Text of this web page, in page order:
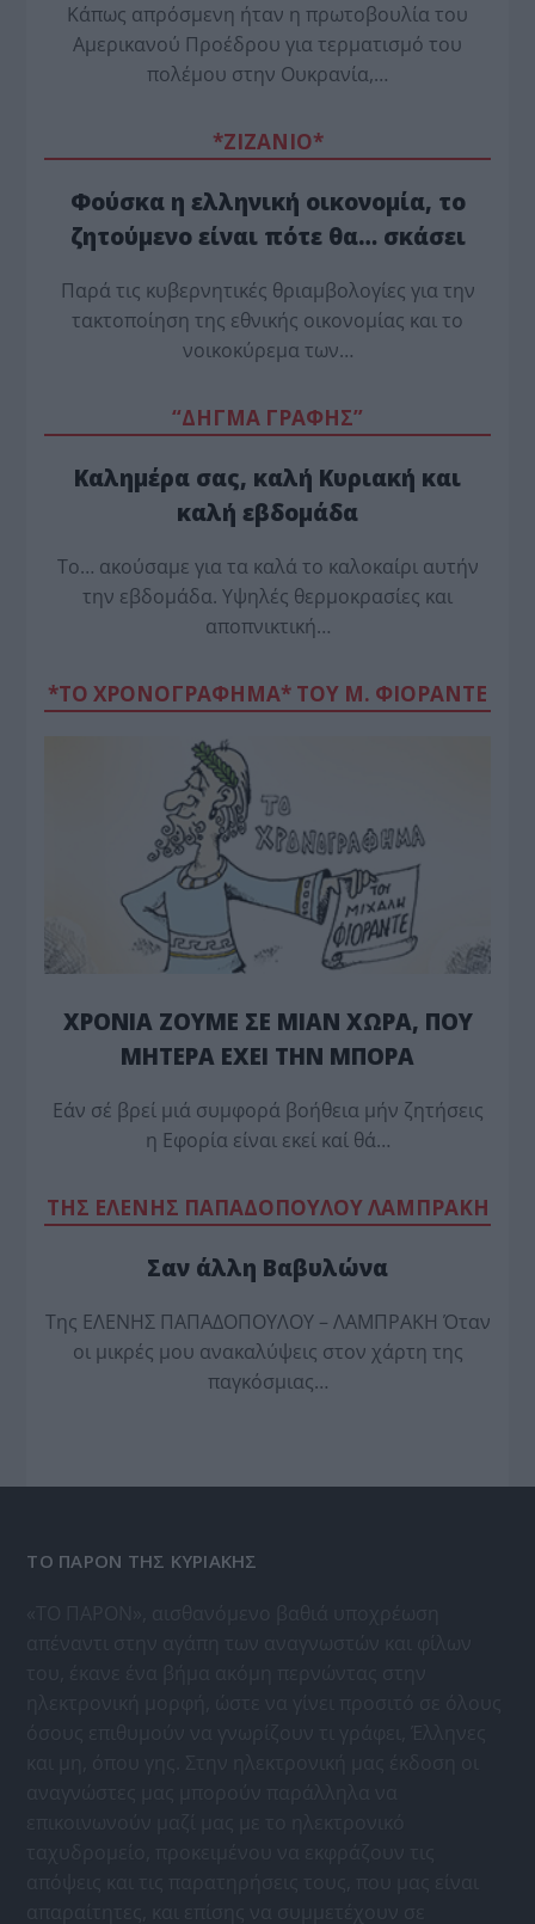
Κάπως απρόσμενη ήταν η πρωτοβουλία του
Αμερικανού Προέδρου για τερματισμό του
πολέμου στην Ουκρανία,…
*ZΙΖΑΝΙΟ*
Φούσκα η ελληνική οικονομία, το
ζητούμενο είναι πότε θα… σκάσει
Παρά τις κυβερνητικές θριαμβολογίες για την
τακτοποίηση της εθνικής οικονομίας και το
νοικοκύρεμα των…
“ΔΗΓΜΑ ΓΡΑΦΗΣ”
Καλημέρα σας, καλή Κυριακή και
καλή εβδομάδα
Το… ακούσαμε για τα καλά το καλοκαίρι αυτήν
την εβδομάδα. Υψηλές θερμοκρασίες και
αποπνικτική…
*ΤΟ ΧΡΟΝΟΓΡΑΦΗΜΑ* ΤΟΥ Μ. ΦΙΟΡΆΝΤΕ
ΧΡΟΝΙΑ ΖΟΥΜΕ ΣΕ ΜΙΑΝ ΧΩΡΑ, ΠΟΥ
ΜΗΤΕΡΑ ΕΧΕΙ ΤΗΝ ΜΠΟΡΑ
Εάν σέ βρεί μιά συμφορά βοήθεια μήν ζητήσεις
η Εφορία είναι εκεί καί θά…
TΗΣ ΕΛΕΝΗΣ ΠΑΠΑΔΟΠΟΥΛΟΥ ΛΑΜΠΡΑΚΗ
Σαν άλλη Βαβυλώνα
Της ΕΛΕΝΗΣ ΠΑΠΑΔΟΠΟΥΛΟΥ – ΛΑΜΠΡΑΚΗ Όταν
οι μικρές μου ανακαλύψεις στον χάρτη της
παγκόσμιας…
ΤΟ ΠΑΡΟΝ ΤΗΣ ΚΥΡΙΑΚΗΣ